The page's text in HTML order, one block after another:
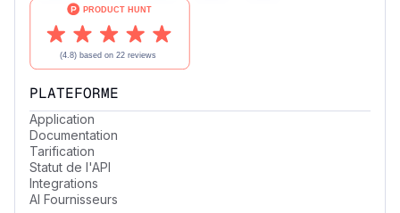
PLATEFORME
Application
Documentation
Tarification
Statut de l'API
Integrations
AI Fournisseurs